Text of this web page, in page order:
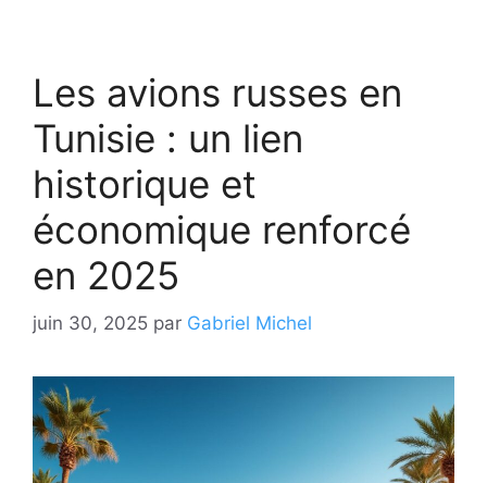
Les avions russes en
Tunisie : un lien
historique et
économique renforcé
en 2025
juin 30, 2025 par Gabriel Michel